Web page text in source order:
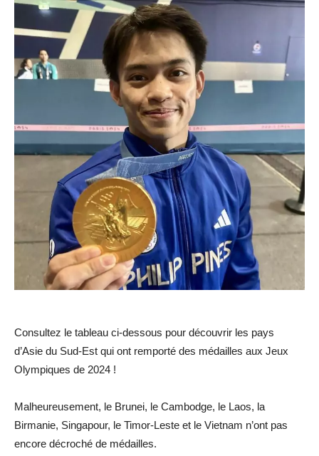
Consultez le tableau ci-dessous pour découvrir les pays
d’Asie du Sud-Est qui ont remporté des médailles aux Jeux
Olympiques de 2024 !
Malheureusement, le Brunei, le Cambodge, le Laos, la
Birmanie, Singapour, le Timor-Leste et le Vietnam n’ont pas
encore décroché de médailles.